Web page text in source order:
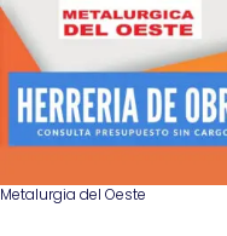
Metalurgia del Oeste